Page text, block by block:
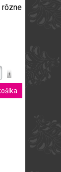
rôzne